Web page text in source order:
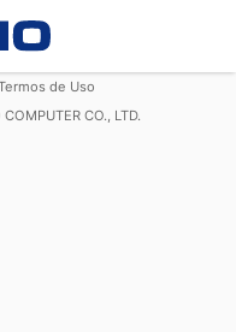
de Uso
COMPUTER CO., LTD.